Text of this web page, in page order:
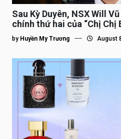
Sau Kỳ Duyên, NSX Will
chính thứ hai của “Chị Chị
by Huyền My Trương August